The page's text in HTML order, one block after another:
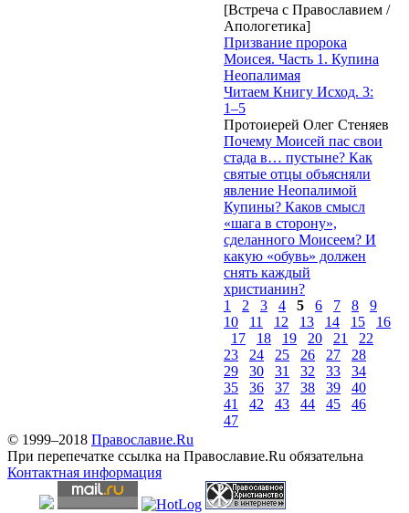
[Встреча с Православием /
Апологетика]
Призвание пророка
Моисея. Часть 1. Купина
Неопалимая
Читаем Книгу Исход. 3:
1–5
Протоиерей Олег Стеняев
Почему Моисей пас свои
стада в… пустыне? Как
святые отцы объясняли
явление Неопалимой
Купины? Каков смысл
«шага в сторону»,
сделанного Моисеем? И
какую «обувь» должен
снять каждый
христианин?
1
2 3 4 5 6 7 8
9
10
11 12 13 14 15
16
17
18 19 20 21
22
23
24 25 26 27
28
29
30 31 32 33
34
35
36 37 38 39
40
41
42 43 44 45
46
47
© 1999–2018 Православие.Ru
При перепечатке ссылка на Православие.Ru обязательна
Контактная информация